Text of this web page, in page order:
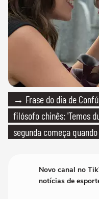
→ Frase do dia de
filósofo chinês: 'Temos
segunda começa
Novo canal no
notícias de